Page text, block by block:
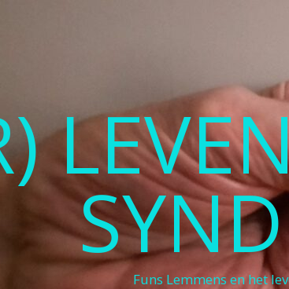
Funs Lemmens en het